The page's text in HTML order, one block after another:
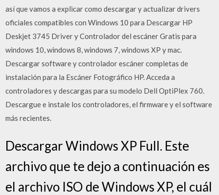
así que vamos a explicar como descargar y actualizar drivers
oficiales compatibles con Windows 10 para Descargar HP
Deskjet 3745 Driver y Controlador del escáner Gratis para
windows 10, windows 8, windows 7, windows XP y mac.
Descargar software y controlador escáner completas de
instalación para la Escáner Fotográfico HP. Acceda a
controladores y descargas para su modelo Dell OptiPlex 760.
Descargue e instale los controladores, el firmware y el software
más recientes.
Descargar Windows XP Full. Este
archivo que te dejo a continuación es
el archivo ISO de Windows XP, el cuál